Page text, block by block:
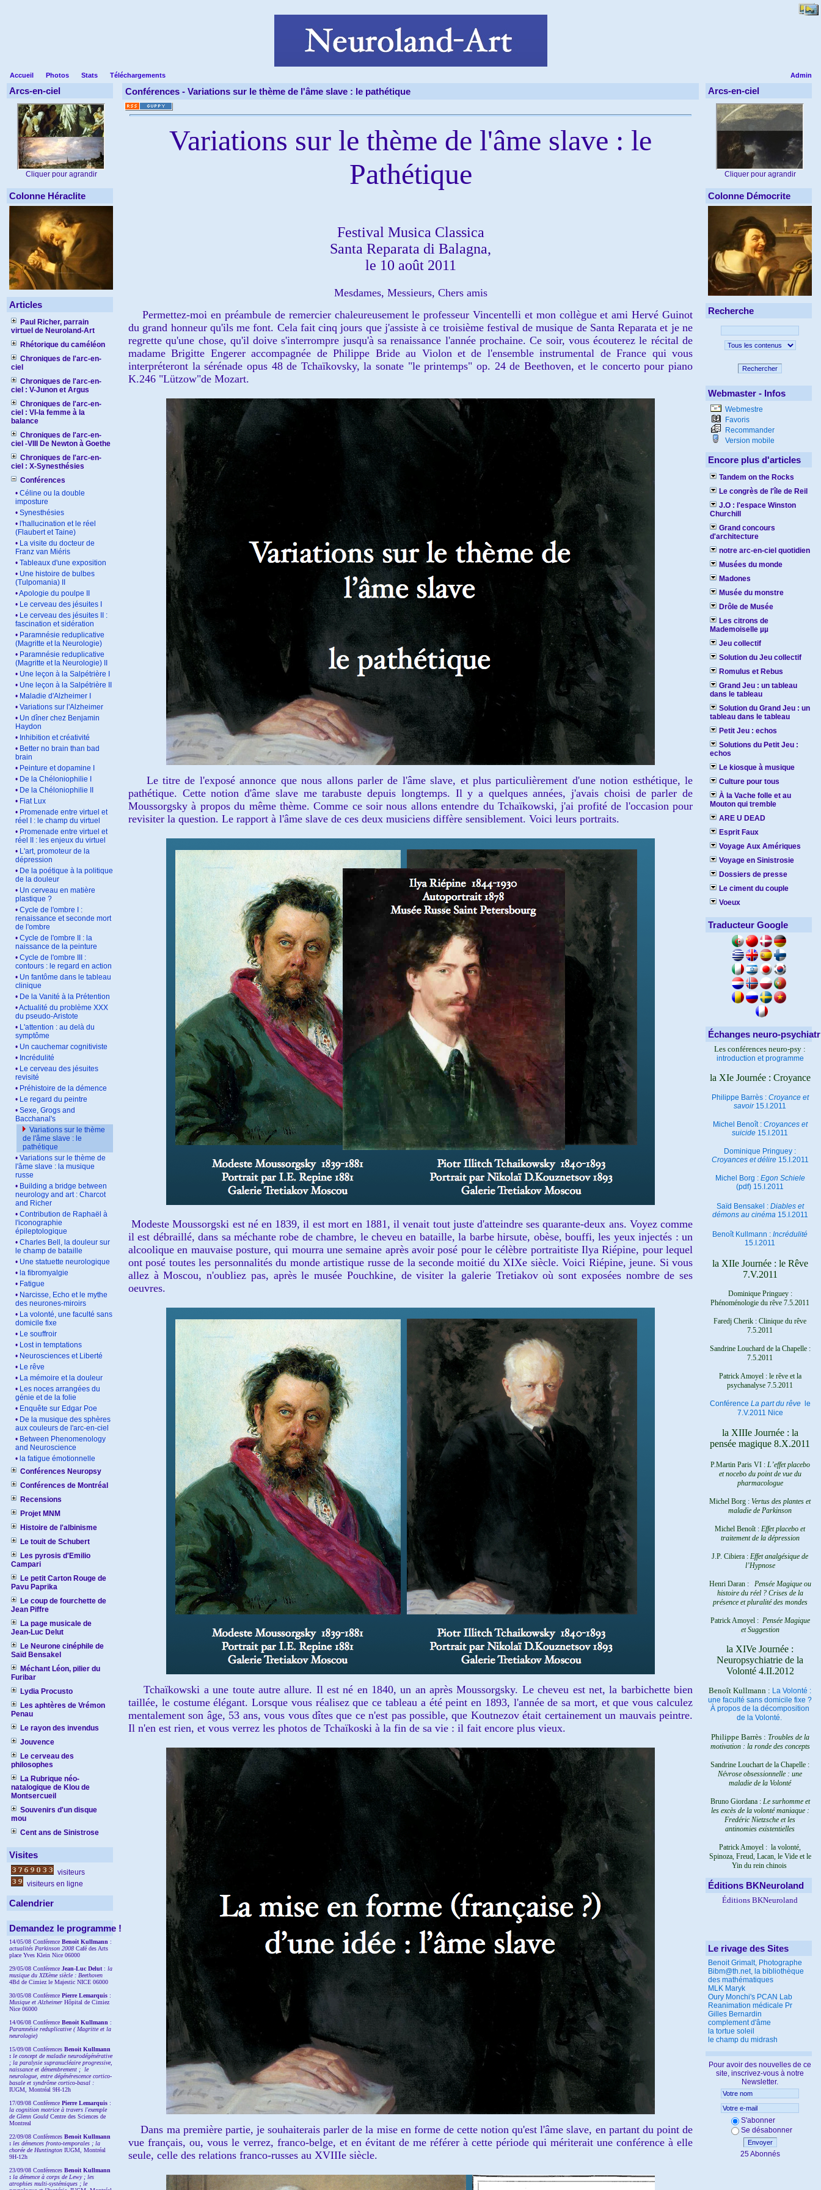
Admin
Accueil Photos Stats Téléchargements
Arcs-en-ciel
Cliquer pour agrandir
Colonne Héraclite
Articles
Paul Richer, parrain
virtuel de Neuroland-Art
Rhétorique du caméléon
Chroniques de l'arc-en-
ciel
Chroniques de l'arc-en-
ciel : V-Junon et Argus
Chroniques de l'arc-en-
ciel : VI-la femme à la
balance
Chroniques de l'arc-en-
ciel -VIII De Newton à Goethe
Chroniques de l'arc-en-
ciel : X-Synesthésies
Conférences
• Céline ou la double
imposture
• Synesthésies
• l'hallucination et le réel
(Flaubert et Taine)
• La visite du docteur de
Franz van Miéris
• Tableaux d'une exposition
• Une histoire de bulbes
(Tulpomania) II
•Apologie du poulpe II
• Le cerveau des jésuites I
• Le cerveau des jésuites II :
fascination et sidération
• Paramnésie reduplicative
(Magritte et la Neurologie)
• Paramnésie reduplicative
(Magritte et la Neurologie) II
• Une leçon à la Salpétrière I
• Une leçon à la Salpétrière II
• Maladie d'Alzheimer I
• Variations sur l'Alzheimer
• Un dîner chez Benjamin
Haydon
• Inhibition et créativité
• Better no brain than bad
brain
• Peinture et dopamine I
• De la Chéloniophilie I
• De la Chéloniophilie II
• Fiat Lux
• Promenade entre virtuel et
réel I : le champ du virtuel
• Promenade entre virtuel et
réel II : les enjeux du virtuel
• L'art, promoteur de la
dépression
• De la poétique à la politique
de la douleur
• Un cerveau en matière
plastique ?
• Cycle de l'ombre I :
renaissance et seconde mort
de l'ombre
• Cycle de l'ombre II : la
naissance de la peinture
• Cycle de l'ombre III :
contours : le regard en action
• Un fantôme dans le tableau
clinique
• De la Vanité à la Prétention
•Actualité du problème XXX
du pseudo-Aristote
• L'attention : au delà du
symptôme
• Un cauchemar cognitiviste
• Incrédulité
• Le cerveau des jésuites
revisité
• Préhistoire de la démence
• Le regard du peintre
• Sexe, Grogs and
Bacchanal's
Variations sur le thème
de l'âme slave : le
pathétique
• Variations sur le thème de
l'âme slave : la musique
russe
• Building a bridge between
neurology and art : Charcot
and Richer
• Contribution de Raphaël à
l'iconographie
épileptologique
• Charles Bell, la douleur sur
le champ de bataille
• Une statuette neurologique
• la fibromyalgie
• Fatigue
• Narcisse, Echo et le mythe
des neurones-miroirs
• La volonté, une faculté sans
domicile fixe
• Le souffroir
• Lost in temptations
• Neurosciences et Liberté
• Le rêve
• La mémoire et la douleur
• Les noces arrangées du
génie et de la folie
• Enquête sur Edgar Poe
• De la musique des sphères
aux couleurs de l'arc-en-ciel
• Between Phenomenology
and Neuroscience
• la fatigue émotionnelle
Conférences Neuropsy
Conférences de Montréal
Recensions
Projet MNM
Histoire de l'albinisme
Le touit de Schubert
Les pyrosis d'Emilio
Campari
Le petit Carton Rouge de
Pavu Paprika
Le coup de fourchette de
Jean Piffre
La page musicale de
Jean-Luc Delut
Le Neurone cinéphile de
Saïd Bensakel
Méchant Léon, pilier du
Furibar
Lydia Procusto
Les aphtères de Vrémon
Penau
Le rayon des invendus
Jouvence
Le cerveau des
philosophes
La Rubrique néo-
natalogique de Klou de
Montsercueil
Souvenirs d'un disque
mou
Cent ans de Sinistrose
Visites
visiteurs
visiteurs en ligne
Calendrier
Demandez le programme !
14/05/08 Conférence Benoit Kullmann :
actualités Parkinson 2008 Café des Arts
place Yves Klein Nice 06000
29/05/08 Conférence Jean-Luc Delut : la
musique du XIXème siècle : Beethoven
4Bd de Cimiez le Majestic NICE 06000
30/05/08 Conférence Pierre Lemarquis :
Musique et Alzheimer Hôpital de Cimiez
Nice 06000
14/06/08 Conférence Benoit Kullmann :
Paramnésie reduplicative ( Magritte et la
neurologie)
15/09/08 Conférences Benoit Kullmann
: le concept de maladie neurodégénérative
; la paralysie supranucléaire progressive,
naissance et démembrement ; le
neurologue, entre dégénérescence cortico-
basale et syndrôme cortico-basal :
IUGM, Montréal 9H-12h
17/09/08 Conférence Pierre Lemarquis :
la cognition motrice à travers l'exemple
de Glenn Gould Centre des Sciences de
Montreal
22/09/08 Conférences Benoit Kullmann
: les démences fronto-temporales ; la
chorée de Huntington IUGM, Montréal
9H-12h
23/09/08 Conférences Benoit Kullmann
: la démence à corps de Lewy ; les
atrophies multi-systémiques ; le
Conférences - Variations sur le thème de l'âme slave : le pathétique
Variations sur le thème de l'âme slave : le
Pathétique
Festival Musica Classica
Santa Reparata di Balagna,
le 10 août 2011
Mesdames, Messieurs, Chers amis
Permettez-moi en préambule de remercier chaleureusement le professeur Vincentelli et mon collègue et ami Hervé Guinot
du grand honneur qu'ils me font. Cela fait cinq jours que j'assiste à ce troisième festival de musique de Santa Reparata et je ne
regrette qu'une chose, qu'il doive s'interrompre jusqu'à sa renaissance l'année prochaine. Ce soir, vous écouterez le récital de
madame Brigitte Engerer accompagnée de Philippe Bride au Violon et de l'ensemble instrumental de France qui vous
interpréteront la sérénade opus 48 de Tchaïkovsky, la sonate "le printemps" op. 24 de Beethoven, et le concerto pour piano
K.246 "Lützow"de Mozart.
Le titre de l'exposé annonce que nous allons parler de l'âme slave, et plus particulièrement d'une notion esthétique, le
pathétique. Cette notion d'âme slave me tarabuste depuis longtemps. Il y a quelques années, j'avais choisi de parler de
Moussorgsky à propos du même thème. Comme ce soir nous allons entendre du Tchaïkowski, j'ai profité de l'occasion pour
revisiter la question. Le rapport à l'âme slave de ces deux musiciens diffère sensiblement. Voici leurs portraits.
Modeste Moussorgski est né en 1839, il est mort en 1881, il venait tout juste d'atteindre ses quarante-deux ans. Voyez comme
il est débraillé, dans sa méchante robe de chambre, le cheveu en bataille, la barbe hirsute, obèse, bouffi, les yeux injectés : un
alcoolique en mauvaise posture, qui mourra une semaine après avoir posé pour le célèbre portraitiste Ilya Riépine, pour lequel
ont posé toutes les personnalités du monde artistique russe de la seconde moitié du XIXe siècle. Voici Riépine, jeune. Si vous
allez à Moscou, n'oubliez pas, après le musée Pouchkine, de visiter la galerie Tretiakov où sont exposées nombre de ses
oeuvres.
Tchaïkowski a une toute autre allure. Il est né en 1840, un an après Moussorgsky. Le cheveu est net, la barbichette bien
taillée, le costume élégant. Lorsque vous réalisez que ce tableau a été peint en 1893, l'année de sa mort, et que vous calculez
mentalement son âge, 53 ans, vous vous dîtes que ce n'est pas possible, que Koutnezov était certainement un mauvais peintre.
Il n'en est rien, et vous verrez les photos de Tchaïkoski à la fin de sa vie : il fait encore plus vieux.
Dans ma première partie, je souhaiterais parler de la mise en forme de cette notion qu'est l'âme slave, en partant du point de
vue français, ou, vous le verrez, franco-belge, et en évitant de me référer à cette période qui mériterait une conférence à elle
seule, celle des relations franco-russes au XVIIIe siècle.
Arcs-en-ciel
Cliquer pour agrandir
Colonne Démocrite
Recherche
Rechercher
Webmaster - Infos
Webmestre
Favoris
Recommander
Version mobile
Encore plus d'articles
Tandem on the Rocks
Le congrès de l'île de Reil
J.O : l'espace Winston
Churchill
Grand concours
d'architecture
notre arc-en-ciel quotidien
Musées du monde
Madones
Musée du monstre
Drôle de Musée
Les citrons de
Mademoiselle µµ
Jeu collectif
Solution du Jeu collectif
Romulus et Rebus
Grand Jeu : un tableau
dans le tableau
Solution du Grand Jeu : un
tableau dans le tableau
Petit Jeu : echos
Solutions du Petit Jeu :
echos
Le kiosque à musique
Culture pour tous
À la Vache folle et au
Mouton qui tremble
ARE U DEAD
Esprit Faux
Voyage Aux Amériques
Voyage en Sinistrosie
Dossiers de presse
Le ciment du couple
Voeux
Traducteur Google
Échanges neuro-
Les conférences neuro-psy :
introduction et programme
la XIe Journée : Croyance
Philippe Barrès : Croyance et
savoir15.I.2011
Michel Benoît : Croyances et
suicide 15.I.2011
Dominique Pringuey :
Croyances et délire15.I.2011
Michel Borg : Egon Schiele
(pdf) 15.I.2011
Saïd Bensakel : Diables et
démons au cinéma 15.I.2011
Benoît Kullmann : Incrédulité
15.I.2011
la XIIe Journée : le Rêve
7.V.2011
Dominique Pringuey :
Phénoménologie du rêve 7.5.2011
Faredj Cherik : Clinique du rêve
7.5.2011
Sandrine Louchard de la Chapelle :
7.5.2011
Patrick Amoyel : le rêve et la
psychanalyse 7.5.2011
Conférence La part du rêve
le
7.V.2011 Nice
la XIIIe Journée : la
pensée magique 8.X.2011
P.Martin Paris VI : L’effet placebo
et nocebo du point de vue du
pharmacologue
Michel Borg : Vertus des plantes et
maladie de Parkinson
Michel Benoît : Effet placebo et
traitement de la dépression
J.P. Cibiera : Effet analgésique de
l’Hypnose
Henri Daran : Pensée Magique ou
histoire du réel ?Crises de la
présence et pluralité des mondes
Patrick Amoyel : Pensée Magique
et Suggestion
la XIVe Journée :
Neuropsychiatrie de la
Volonté 4.II.2012
Benoît Kullmann : La Volonté :
une faculté sans domicile fixe ?
À propos de la décomposition
de la Volonté.
Philippe Barrès : Troubles de la
motivation : la ronde des concepts
Sandrine Louchart de la Chapelle :
Névrose obsessionnelle : une
maladie de la Volonté
Bruno Giordana : Le surhomme et
les excès de la volonté maniaque :
Fredéric Nietzsche et les
antinomies existentielles
Patrick Amoyel : la volonté,
Spinoza, Freud, Lacan, le Vide et le
Yin du rein chinois
Éditions BKNeuroland
Éditions BKNeuroland
Le rivage des Sites
Benoit Grimalt, Photographe
Bibm@th.net, la bibliothèque
des mathématiques
MLK Maryk
Oury Monchi's PCAN Lab
Reanimation médicale Pr
Gilles Bernardin
complement d'âme
la tortue soleil
le champ du midrash
Pour avoir des nouvelles de ce
site, inscrivez-vous à notre
Newsletter.
S'abonner
Se désabonner
Envoyer
25 Abonnés